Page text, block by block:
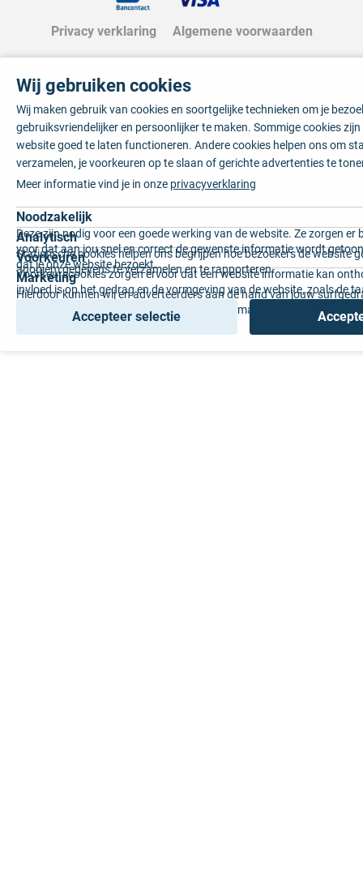
Privacy verklaring Algemene voorwaarden
Wij gebruiken cookies
Wij maken gebruik van cookies en soortgelijke technieken om je
gebruiksvriendelijker en persoonlijker te maken. Sommige cookies
website goed te laten functioneren. Andere cookies helpen ons om
verzamelen, je voorkeuren op te slaan of gerichte advertenties te
Meer informatie vind je in onze privacyverklaring
Noodzakelijk
Deze zijn nodig voor een goede werking van de website. Ze zorgen er
voor dat aan jou snel en correct de gewenste informatie wordt
dat je onze website bezoekt.
Analytisch
Statistische cookies helpen ons begrijpen hoe bezoekers de website
anoniem gegevens te verzamelen en te rapporteren.
Voorkeuren
Voorkeurscookies zorgen ervoor dat een website informatie kan
invloed is op het gedrag en de vormgeving van de website, zoals de
Marketing
Hierdoor kunnen wij en adverteerders aan de hand van jouw
gepersonaliseerde online advertenties en op maat gemaakte content
Accepteer selectie